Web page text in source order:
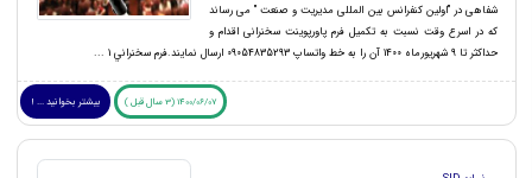
شفاهی در "اولین کنفرانس بین المللی مديريت و صنعت " می رساند
که در اسرع وقت نسبت به تکمیل فرم پاورپوینت سخنرانی اقدام و
حداکثر تا 9 شهریورماه 1400 آن را به خط واتساپ 09054835293 ارسال نمایند.فرم سخنراني 1 ...
1400/06/07 (3 سال قبل ) بیشتر بخوانید ... !